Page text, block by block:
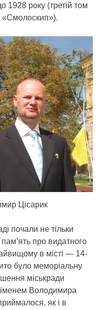
1928 року (третій том
«Смолоскип»).
Цісарик
почали не тільки
про видатного
в місті — 14-
було меморіальну
міськради
іменем Володимира
як і в